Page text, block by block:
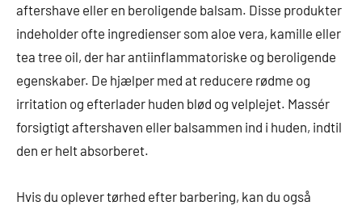
aftershave eller en beroligende balsam. Disse produkter
indeholder ofte ingredienser som aloe vera, kamille eller
tea tree oil, der har antiinflammatoriske og beroligende
egenskaber. De hjælper med at reducere rødme og
irritation og efterlader huden blød og velplejet. Massér
forsigtigt aftershaven eller balsammen ind i huden, indtil
den er helt absorberet.
Hvis du oplever tørhed efter barbering, kan du også